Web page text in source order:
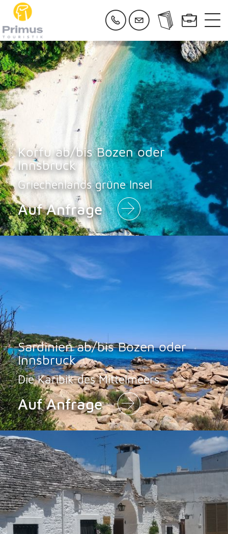
Korfu ab/bis Bozen oder
Innsbruck
Griechenlands grüne Insel
Auf Anfrage
Sardinien ab/bis Bozen oder
Innsbruck
Die Karibik des Mittelmeers
Auf Anfrage